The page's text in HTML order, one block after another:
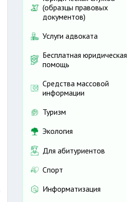
(образцы правовых
документов)
Услуги адвоката
Бесплатная юридическая
помощь
Средства массовой
информации
Туризм
Экология
Для абитуриентов
Спорт
Информатизация